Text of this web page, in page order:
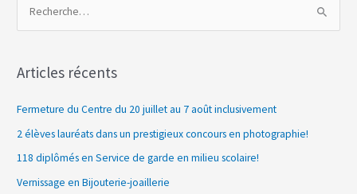
h
h
e
Articles récents
Fermeture du Centre du 20 juillet au 7 août inclusivement
2 élèves lauréats dans un prestigieux concours en photographie!
118 diplômés en Service de garde en milieu scolaire!
Vernissage en Bijouterie-joaillerie